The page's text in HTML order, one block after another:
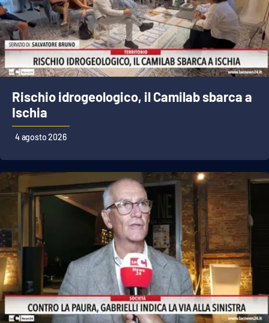
Rischio idrogeologico, il Camilab sbarca a
Ischia
4 agosto 2026